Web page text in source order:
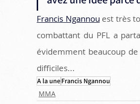
Francis Ngannou est très
combattant du PFL a
évidemment beaucoup
difficiles...
A la uneFrancis Ngannou
MMA